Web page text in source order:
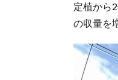
定植から
の収量を